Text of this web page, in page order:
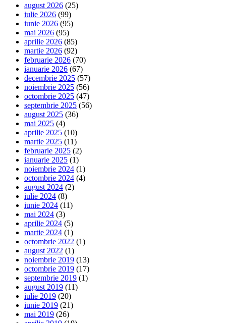
august 2026 (25)
iulie 2026 (99)
iunie 2026 (95)
mai 2026 (95)
aprilie 2026 (85)
martie 2026 (92)
februarie 2026 (70)
ianuarie 2026 (67)
decembrie 2025 (57)
noiembrie 2025 (56)
octombrie 2025 (47)
septembrie 2025 (56)
august 2025 (36)
mai 2025 (4)
aprilie 2025 (10)
martie 2025 (11)
februarie 2025 (2)
ianuarie 2025 (1)
noiembrie 2024 (1)
octombrie 2024 (4)
august 2024 (2)
iulie 2024 (8)
iunie 2024 (11)
mai 2024 (3)
aprilie 2024 (5)
martie 2024 (1)
octombrie 2022 (1)
august 2022 (1)
noiembrie 2019 (13)
octombrie 2019 (17)
septembrie 2019 (1)
august 2019 (11)
iulie 2019 (20)
iunie 2019 (21)
mai 2019 (26)